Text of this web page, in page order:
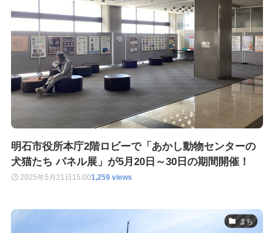
明石市役所本庁2階ロビーで「あかし動物センターの
犬猫たち パネル展」が5月20日～30日の期間開催！
2025年5月21日 15:001,259 views
まち